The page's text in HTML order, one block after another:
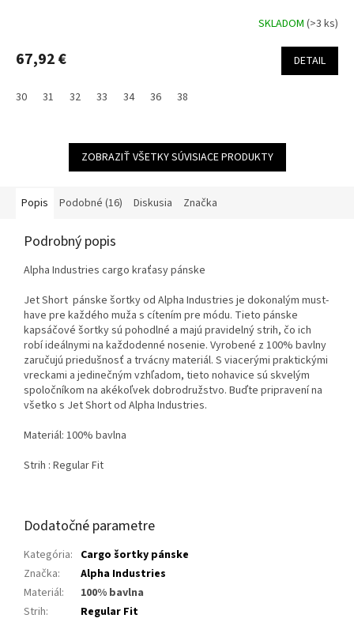
SKLADOM (>3 ks)
67,92 € DETAIL
30 31 32 33 34 36 38
ZOBRAZIŤ VŠETKY SÚVISIACE PRODUKTY
Popis Podobné (16) Diskusia Značka
Podrobný popis
Alpha Industries cargo kraťasy pánske
Jet Short pánske šortky od Alpha Industries je dokonalým must-
have pre každého muža s cítením pre módu. Tieto pánske
kapsáčové šortky sú pohodlné a majú pravidelný strih, čo ich
robí ideálnymi na každodenné nosenie. Vyrobené z 100% bavlny
zaručujú priedušnosť a trvácny materiál. S viacerými praktickými
vreckami a jedinečným vzhľadom, tieto nohavice sú skvelým
spoločníkom na akékoľvek dobrodružstvo. Buďte pripravení na
všetko s Jet Short od Alpha Industries.
Materiál: 100% bavlna
Strih : Regular Fit
Dodatočné parametre
Kategória: Cargo šortky pánske
Značka:
Alpha Industries
Materiál:
100% bavlna
Strih:
Regular Fit